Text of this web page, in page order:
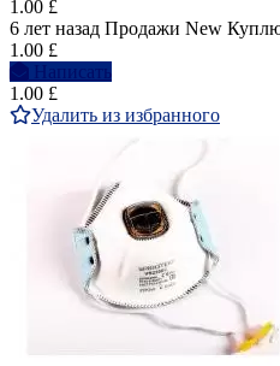
1.00 £
6 лет назад Продажи New
1.00 £
Написать
1.00 £
Удалить из избранного